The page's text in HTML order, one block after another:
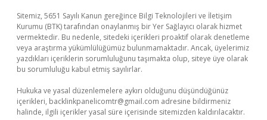
Sitemiz, 5651 Sayılı Kanun gereğince Bilgi Teknolojileri ve İletişim
Kurumu (BTK) tarafından onaylanmış bir Yer Sağlayıcı olarak hizmet
vermektedir. Bu nedenle, sitedeki içerikleri proaktif olarak denetleme
veya araştırma yükümlülüğümüz bulunmamaktadır. Ancak, üyelerimiz
yazdıkları içeriklerin sorumluluğunu taşımakta olup, siteye üye olarak
bu sorumluluğu kabul etmiş sayılırlar.
Hukuka ve yasal düzenlemelere aykırı olduğunu düşündüğünüz
içerikleri, backlinkpanelicomtr@gmail.com adresine bildirmeniz
halinde, ilgili içerikler yasal süre içerisinde sitemizden kaldırılacaktır.